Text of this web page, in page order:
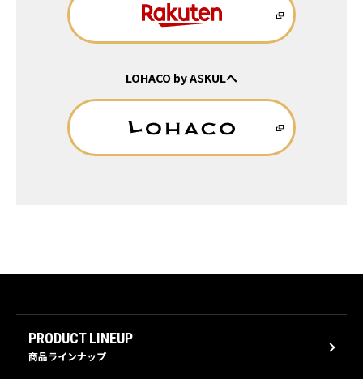
LOHACO by ASKULへ
PRODUCT LINEUP
商品ラインナップ